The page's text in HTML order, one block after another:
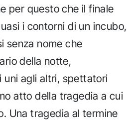
per questo che il finale
i contorni di un incubo,
senza nome che
della notte,
uni agli altri, spettatori
atto della tragedia a cui
Una tragedia al termine